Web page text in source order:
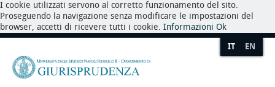
I cookie utilizzati servono al corretto funzionamento del sito.
Proseguendo la navigazione senza modificare le impostazioni del
browser, accetti di ricevere tutti i cookie. Informazioni Ok
IT EN